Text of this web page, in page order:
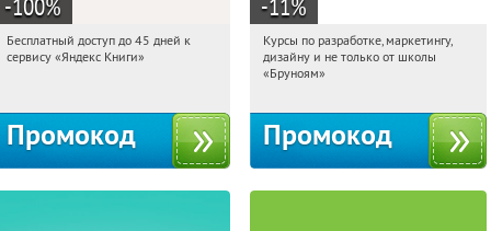
14:38:24
Получи первым!
Бесплатный доступ до 45 дней к
сервису «Яндекс Книги»
Промокод
14:38:24
Получи первым!
Россия
Курсы по разработке, маркетингу,
дизайну и не только от школы
«Бруноям»
Промокод